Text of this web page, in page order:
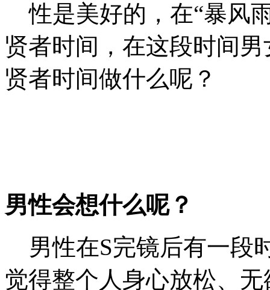
性是美好的，在“暴风
贤者时间，在这段时间
贤者时间做什么呢？
男性会想什么呢？
男性在S完镜后有一段
觉得整个人身心放松、